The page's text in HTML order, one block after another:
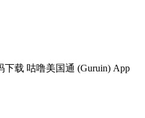
载 咕噜美国通 (Guruin) App